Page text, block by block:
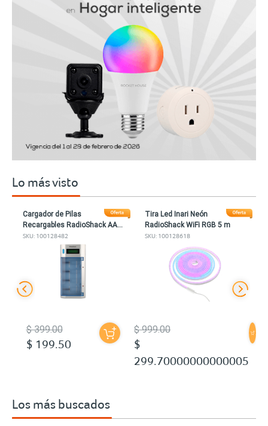
Lo más visto
Tira Led Inari Neón
RadioShack WiFi RGB 5 m
SKU: 100128618
$ 999.00
Pilas Alcalinas AAA
RadioShack 36 piezas
SKU: 72170
$ 299.00
Los más buscados